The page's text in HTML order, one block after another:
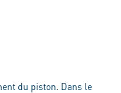
du piston. Dans le